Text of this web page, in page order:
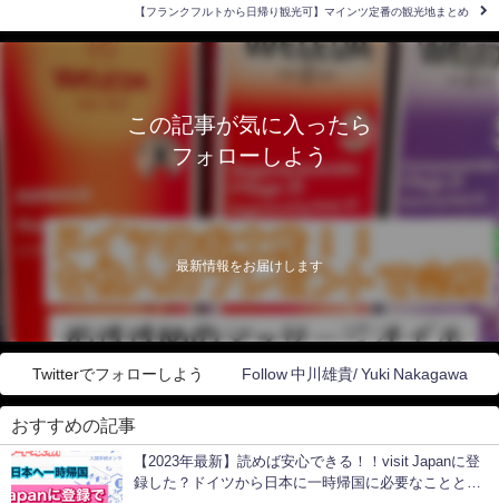
【フランクフルトから日帰り観光可】マインツ定番の観光地まとめ
この記事が気に入ったら
フォローしよう
最新情報をお届けします
Twitterでフォローしよう Follow 中川雄貴/ Yuki Nakagawa
おすすめの記事
【2023年最新】読めば安心できる！！visit Japanに登
録した？ドイツから日本に一時帰国に必要なことと